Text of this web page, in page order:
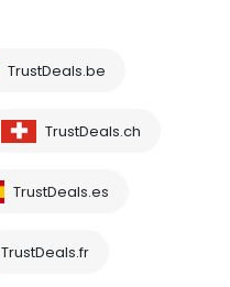
TrustDeals.be
TrustDeals.ch
TrustDeals.es
TrustDeals.fr